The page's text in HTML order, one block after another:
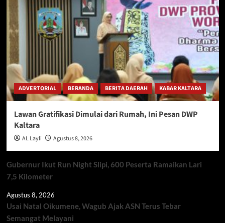
ADVERTORIAL BERANDA BERITA DAERAH KABAR KALTARA
Lawan Gratifikasi Dimulai dari Rumah, Ini Pesan DWP
Kaltara
AL Layli Agustus 8, 2026
Gubernur Ikut Run Night Slipi, 600 Peserta Ramaikan Lari
7,5 Kilometer
Agustus 8, 2026
Usai Natal Oikumene, Wagub Ajak ASN Terus Tebar
Semangat Melayani